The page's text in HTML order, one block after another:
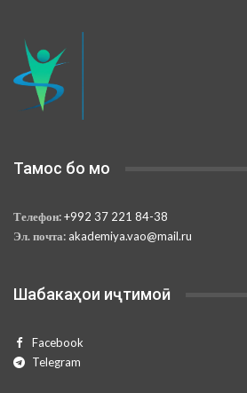
Тамос бо мо
Телефон:+992 37 221 84-38
Эл. почта: akademiya.vao@mail.ru
Шабакаҳои иҷтимоӣ
Facebook
Telegram